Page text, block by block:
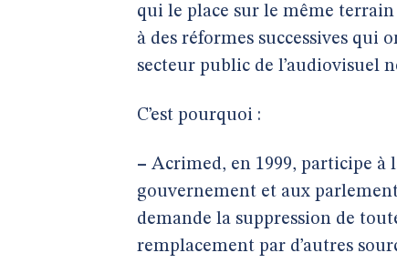
qui le place sur le même
à des réformes successives qui
secteur public de l’audiovisuel
C’est pourquoi :
– Acrimed, en 1999, participe à
gouvernement et aux
demande la suppression de
remplacement par d’autres